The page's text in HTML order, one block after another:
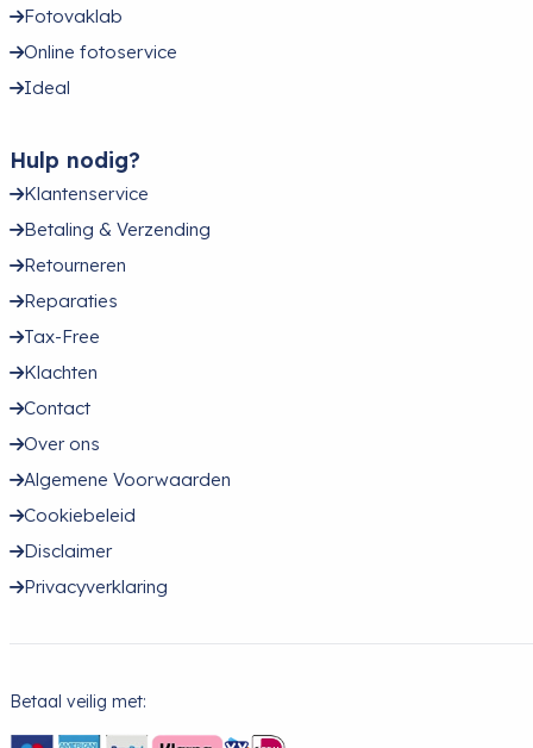
Fotovaklab
Online fotoservice
Ideal
Hulp nodig?
Klantenservice
Betaling & Verzending
Retourneren
Reparaties
Tax-Free
Klachten
Contact
Over ons
Algemene Voorwaarden
Cookiebeleid
Disclaimer
Privacyverklaring
Betaal veilig met: